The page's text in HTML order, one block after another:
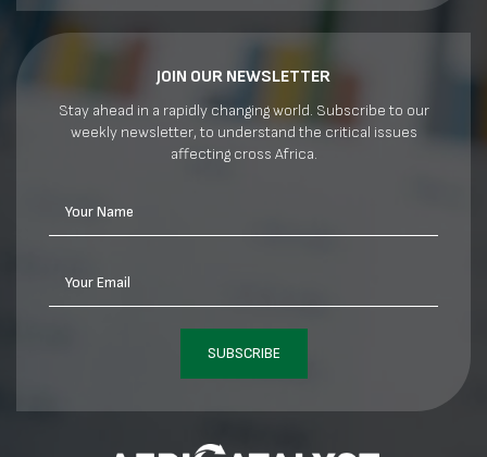
JOIN OUR NEWSLETTER
Stay ahead in a rapidly changing world. Subscribe to our
weekly newsletter, to understand the critical issues
affecting cross Africa.
Your Name
Your Email
SUBSCRIBE